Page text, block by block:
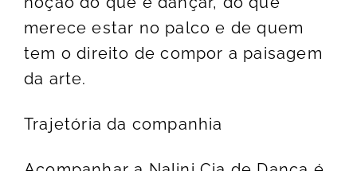
merece estar no palco e de quem
tem o direito de compor a paisagem
da arte.
Trajetória da companhia